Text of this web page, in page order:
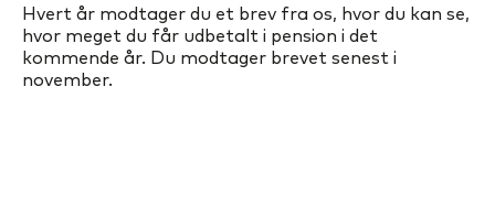
Hvert år modtager du et brev fra os, hvor du kan se,
hvor meget du får udbetalt i pension i det
kommende år. Du modtager brevet senest i
november.